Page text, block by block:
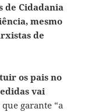
de Cidadania
mesmo
de
os pais no
vai
que garante “a